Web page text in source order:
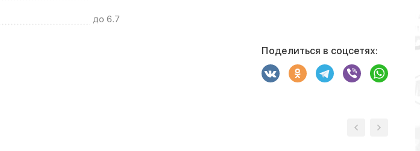
до 6.7
Поделиться в соцсетях: